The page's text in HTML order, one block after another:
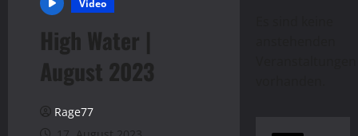
Video
High Water |
August 2023
Rage77